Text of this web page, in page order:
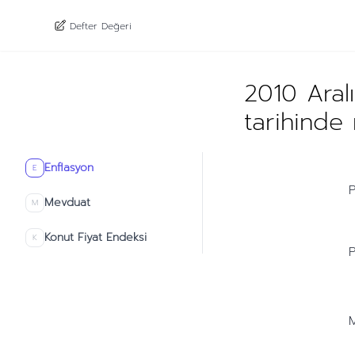
E Enflasyon
M Mevduat
K Konut Fiyat Endeksi
Defter Değeri
2010
tarihinde